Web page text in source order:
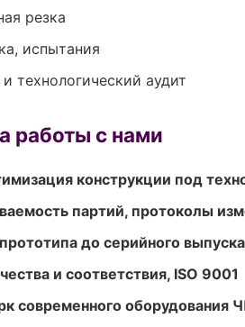
резка
испытания
технологический аудит
работы с нами
конструкции под
партий, протоколы
до серийного выпуска
и соответствия, ISO 9001
современного оборудования